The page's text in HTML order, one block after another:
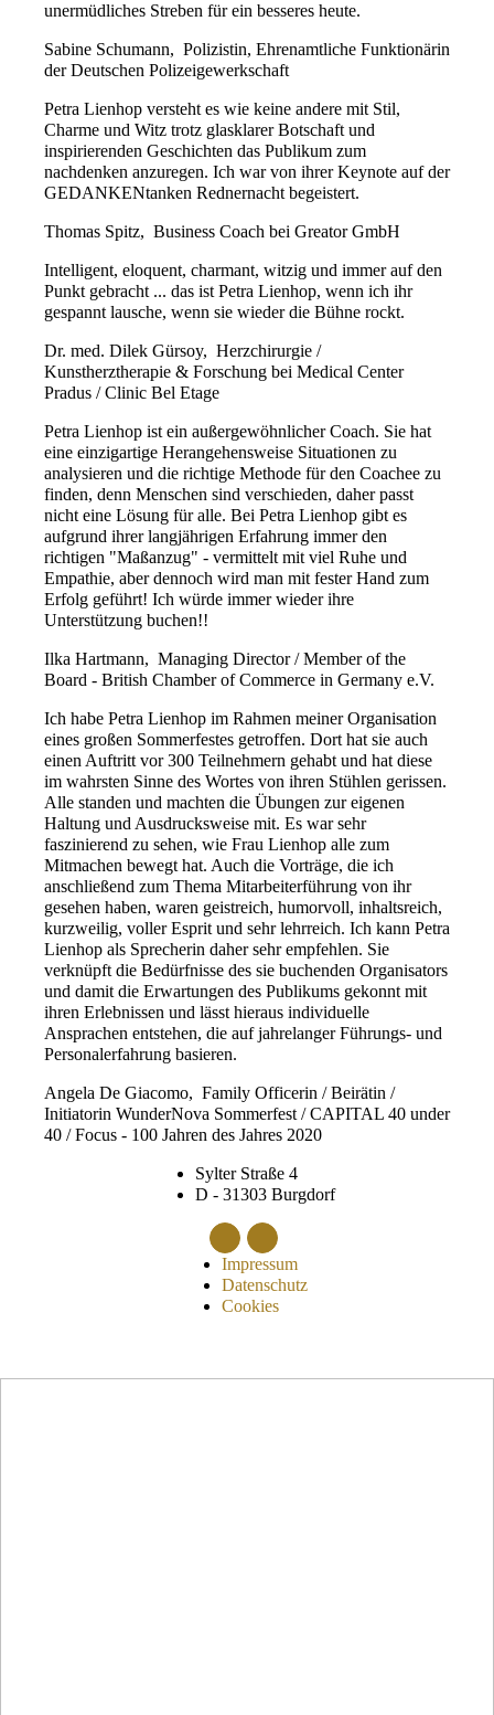
unermüdliches Streben für ein besseres heute.
Sabine Schumann, Polizistin, Ehrenamtliche Funktionärin
der Deutschen Polizeigewerkschaft
Petra Lienhop versteht es wie keine andere mit Stil,
Charme und Witz trotz glasklarer Botschaft und
inspirierenden Geschichten das Publikum zum
nachdenken anzuregen. Ich war von ihrer Keynote auf der
GEDANKENtanken Rednernacht begeistert.
Thomas Spitz, Business Coach bei Greator GmbH
Intelligent, eloquent, charmant, witzig und immer auf den
Punkt gebracht ... das ist Petra Lienhop, wenn ich ihr
gespannt lausche, wenn sie wieder die Bühne rockt.
Dr. med. Dilek Gürsoy, Herzchirurgie /
Kunstherztherapie & Forschung bei Medical Center
Pradus / Clinic Bel Etage
Petra Lienhop ist ein außergewöhnlicher Coach. Sie hat
eine einzigartige Herangehensweise Situationen zu
analysieren und die richtige Methode für den Coachee zu
finden, denn Menschen sind verschieden, daher passt
nicht eine Lösung für alle. Bei Petra Lienhop gibt es
aufgrund ihrer langjährigen Erfahrung immer den
richtigen "Maßanzug" - vermittelt mit viel Ruhe und
Empathie, aber dennoch wird man mit fester Hand zum
Erfolg geführt! Ich würde immer wieder ihre
Unterstützung buchen!!
Ilka Hartmann, Managing Director / Member of the
Board - British Chamber of Commerce in Germany e.V.
Ich habe Petra Lienhop im Rahmen meiner Organisation
eines großen Sommerfestes getroffen. Dort hat sie auch
einen Auftritt vor 300 Teilnehmern gehabt und hat diese
im wahrsten Sinne des Wortes von ihren Stühlen gerissen.
Alle standen und machten die Übungen zur eigenen
Haltung und Ausdrucksweise mit. Es war sehr
faszinierend zu sehen, wie Frau Lienhop alle zum
Mitmachen bewegt hat. Auch die Vorträge, die ich
anschließend zum Thema Mitarbeiterführung von ihr
gesehen haben, waren geistreich, humorvoll, inhaltsreich,
kurzweilig, voller Esprit und sehr lehrreich. Ich kann Petra
Lienhop als Sprecherin daher sehr empfehlen. Sie
verknüpft die Bedürfnisse des sie buchenden Organisators
und damit die Erwartungen des Publikums gekonnt mit
ihren Erlebnissen und lässt hieraus individuelle
Ansprachen entstehen, die auf jahrelanger Führungs- und
Personalerfahrung basieren.
Angela De Giacomo, Family Officerin / Beirätin /
Initiatorin WunderNova Sommerfest / CAPITAL 40 under
40 / Focus - 100 Jahren des Jahres 2020
Sylter Straße 4
D - 31303 Burgdorf
Impressum
Datenschutz
Cookies